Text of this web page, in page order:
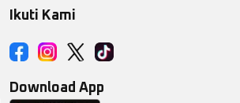
Ikuti Kami
Download App